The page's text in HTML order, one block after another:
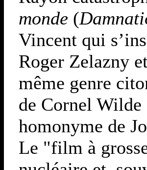
monde (
Vincent qui
Roger Zelazny
même genre
de Cornel Wilde
homonyme de
Le "film à